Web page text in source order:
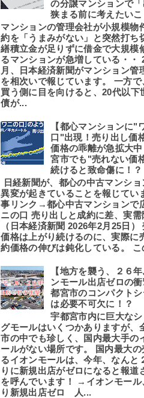
の分譲マンションで
狭まる前に考えたいこ
マンションの管理会社が小規模物
約を「うまみがない」と突然打ち
繕積立金が足りずに借金で大規模
るマンションが急増している・・
月、日本経済新聞がマンション管
を相次いで報じています。 一方で
買う側に目を向けると、20代以下
債が...
【都心マンションに"
口"出現！売り出し価
価格の乖離が急拡大
宮市でも"売れない価
続けると致命傷に！？
日経新聞が、都心の中古マンシ
異変が起きていることを報じてい
事リンク→都心中古マンションで
ニの口 売り出しと成約に差、実需
（日本経済新聞 2026年2月25日）
価格は上がり続けるのに、実際に
約価格の伸びは鈍化している。 こ
【地方を襲う、２６
ンモール出店ゼロの
都宮市のコンパクト
は必要不可欠に！？
宇都宮市内に巨大な
グモールはいくつかありますが、
市の中でも珍しく、国内最大手の
ールがない場所です。 国内最大の
るイオンモールは、今年、なんと
りに新規出店がゼロになると報道
を呼んでいます！ →イオンモール
り新規出店ゼロ 人...